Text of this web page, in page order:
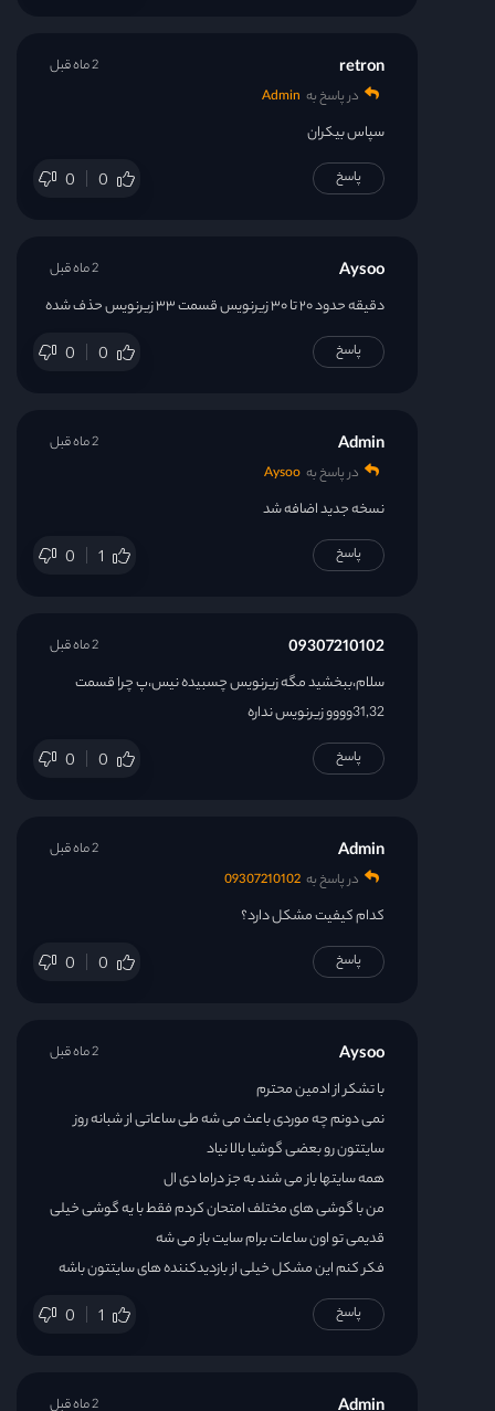
retron
در پاسخ به Admin
سپاس بیکران
0 0
2 ماه قبل
پاسخ
Aysoo
دقیقه حدود ۲۰ تا ۳۰ زیرنویس قسمت ۳۳ زیرنویس حذف شده
0 0
2 ماه قبل
پاسخ
Admin
در پاسخ به Aysoo
نسخه جدید اضافه شد
0 1
2 ماه قبل
پاسخ
09307210102
سلام،ببخشید مگه زیرنویس چسبیده نیس،پ چرا قسمت
31,32وووو زیرنویس نداره
0 0
2 ماه قبل
پاسخ
Admin
در پاسخ به 09307210102
کدام کیفیت مشکل دارد؟
0 0
2 ماه قبل
پاسخ
Aysoo
با تشکر از ادمین محترم
نمی دونم چه موردی باعث می شه طی ساعاتی از شبانه روز
سایتتون رو بعضی گوشیا بالا نیاد
همه سایتها باز می شند به جز دراما دی ال
من با گوشی های مختلف امتحان کردم فقط با یه گوشی خیلی
قدیمی تو اون ساعات برام سایت باز می شه
فکر کنم این مشکل خیلی از بازدیدکننده های سایتتون باشه
0 1
2 ماه قبل
پاسخ
2 ماه قبل